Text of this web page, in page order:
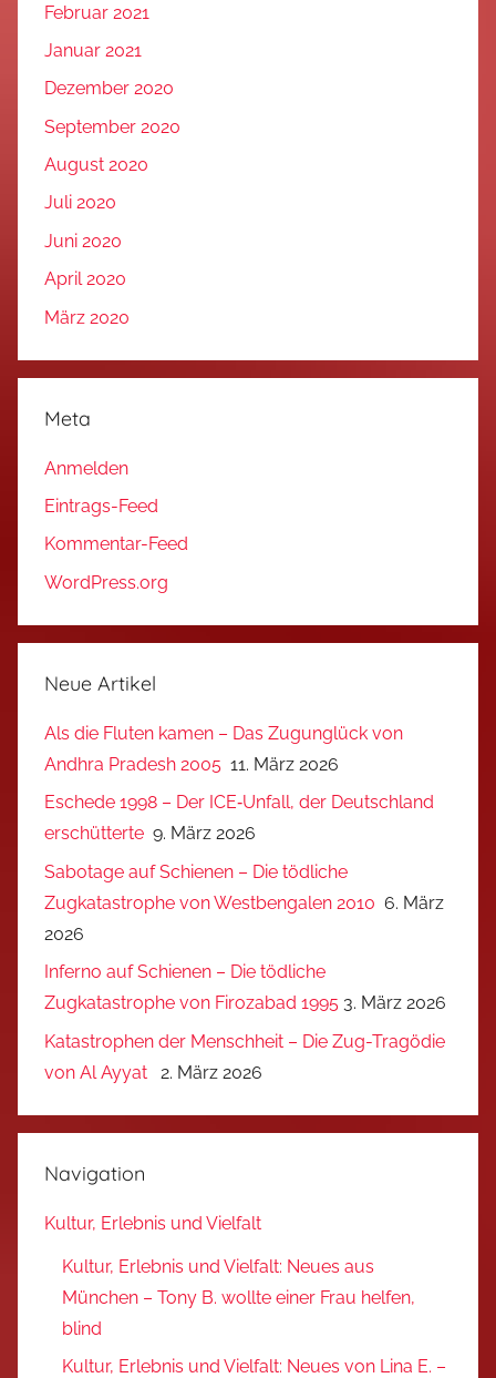
Februar 2021
Januar 2021
Dezember 2020
September 2020
August 2020
Juli 2020
Juni 2020
April 2020
März 2020
Meta
Anmelden
Eintrags-Feed
Kommentar-Feed
WordPress.org
Neue Artikel
Als die Fluten kamen – Das Zugunglück von
Andhra Pradesh 2005 11. März 2026
Eschede 1998 – Der ICE‑Unfall, der Deutschland
erschütterte 9. März 2026
Sabotage auf Schienen – Die tödliche
Zugkatastrophe von Westbengalen 2010 6. März
2026
Inferno auf Schienen – Die tödliche
Zugkatastrophe von Firozabad 1995 3. März 2026
Katastrophen der Menschheit – Die Zug-Tragödie
von Al Ayyat
2. März 2026
Navigation
Kultur, Erlebnis und Vielfalt
Kultur, Erlebnis und Vielfalt: Neues aus
München – Tony B. wollte einer Frau helfen,
blind
Kultur, Erlebnis und Vielfalt: Neues von Lina E. –